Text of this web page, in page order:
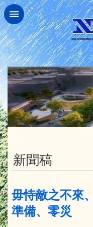
跳到主要內容區塊
新聞稿
毋恃敵之不來
準備、零災